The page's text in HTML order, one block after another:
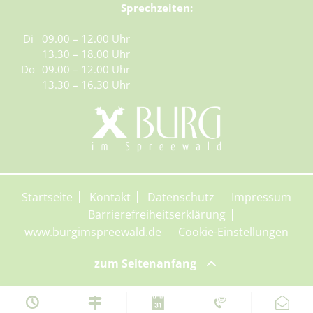
Sprechzeiten:
Di
09.00 – 12.00 Uhr
13.30 – 18.00 Uhr
Do 09.00 – 12.00 Uhr
13.30 – 16.30 Uhr
Startseite Kontakt Datenschutz
Impressum
Barrierefreiheitserklärung
www.burgimspreewald.de
Cookie-Einstellungen
zum Seitenanfang